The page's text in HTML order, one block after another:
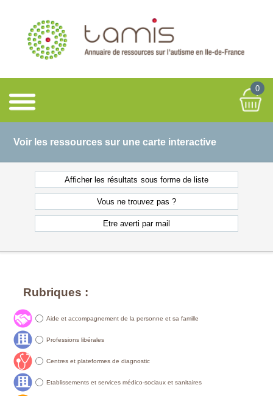
0
Voir les ressources sur une carte interactive
Afficher les résultats sous forme de liste
Vous ne trouvez pas ?
Etre averti par mail
Rubriques :
Aide et accompagnement de la personne et sa famille
Professions libérales
Centres et plateformes de diagnostic
Etablissements et services médico-sociaux et sanitaires